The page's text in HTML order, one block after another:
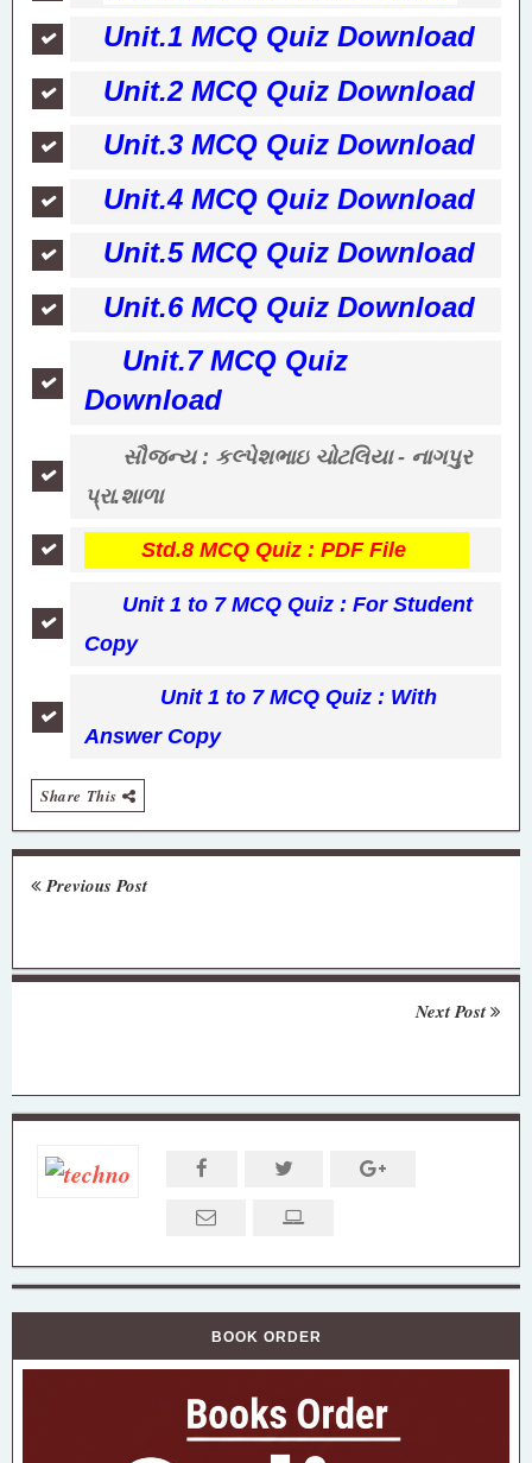
Unit.1 MCQ Quiz Download
Unit.2 MCQ Quiz Download
Unit.3 MCQ Quiz Download
Unit.4 MCQ Quiz Download
Unit.5 MCQ Quiz Download
Unit.6 MCQ Quiz Download
Unit.7 MCQ Quiz
Download
સૌજન્ય : કલ્પેશભાઇ ચોટલિયા - નાગપુર
પ્રા.શાળા
Std.8 MCQ Quiz : PDF File
Unit 1 to 7 MCQ Quiz : For Student
Copy
Unit 1 to 7 MCQ Quiz : With
Answer Copy
Share This
Previous Post
Next Post
BOOK ORDER